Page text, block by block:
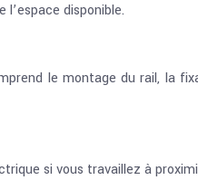
disponible.
le montage du rail, la
si vous travaillez à